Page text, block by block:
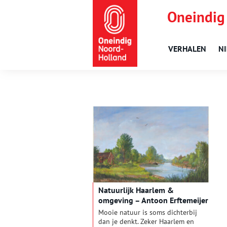
VERHALEN
Natuurlijk Haarlem &
omgeving – Antoon Erftemeijer
en Otto Schilling
Mooie natuur is soms dichterbij
dan je denkt. Zeker Haarlem en